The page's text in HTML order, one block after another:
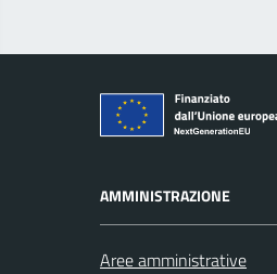
AMMINISTRAZIONE
Aree amministrative